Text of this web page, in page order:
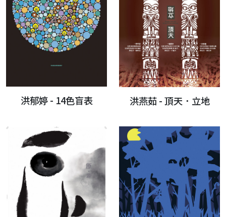
洪郁婷 - 14色盲表 洪燕茹 - 頂天．立地